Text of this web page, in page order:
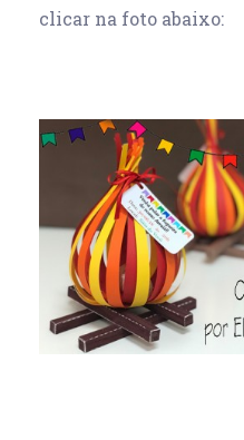
clicar na foto abaixo: